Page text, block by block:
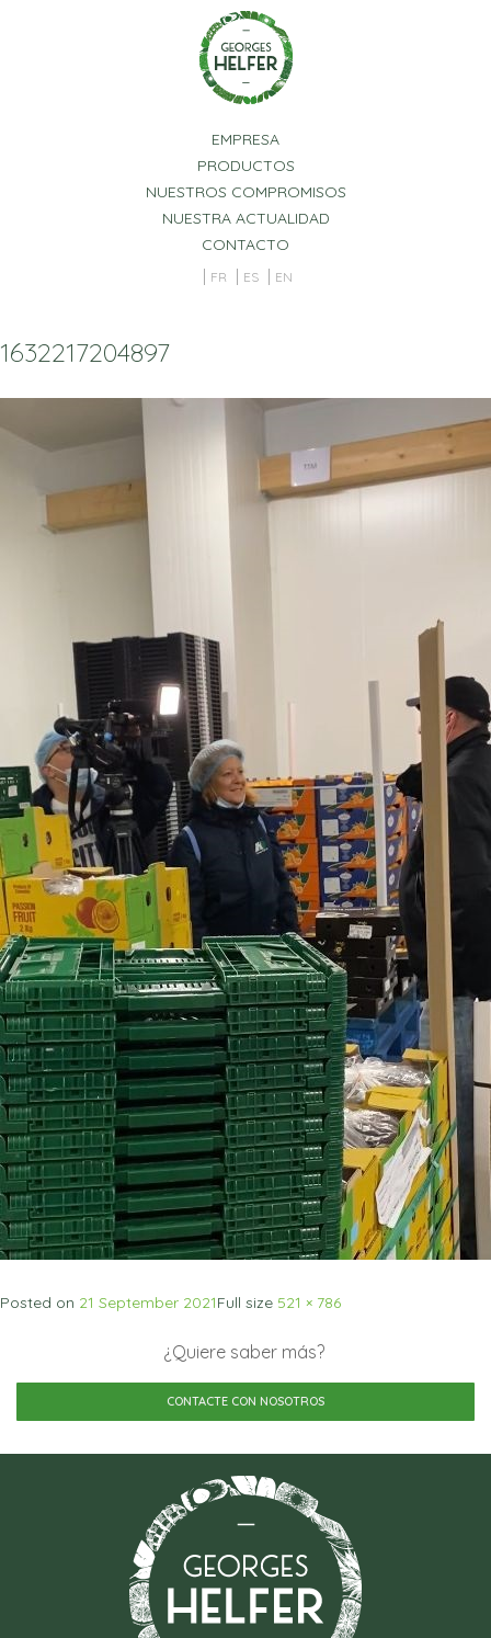
EMPRESA
PRODUCTOS
NUESTROS COMPROMISOS
NUESTRA ACTUALIDAD
CONTACTO
FR ES EN
1632217204897
Posted on 21 September 2021Full size 521 × 786
¿Quiere saber más?
CONTACTE CON NOSOTROS